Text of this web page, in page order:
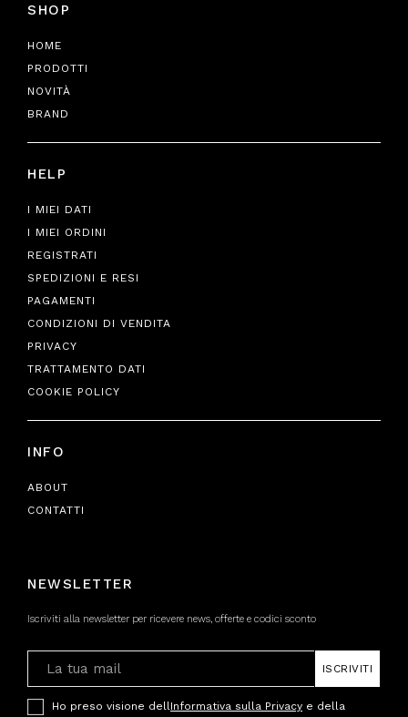
SHOP
HOME
PRODOTTI
NOVITÀ
BRAND
HELP
I MIEI DATI
I MIEI ORDINI
REGISTRATI
SPEDIZIONI E RESI
PAGAMENTI
CONDIZIONI DI VENDITA
PRIVACY
TRATTAMENTO DATI
COOKIE POLICY
INFO
ABOUT
CONTATTI
NEWSLETTER
Iscriviti alla newsletter per ricevere news, offerte e codici sconto
ISCRIVITI
Ho preso visione dell Informativa sulla Privacy e della